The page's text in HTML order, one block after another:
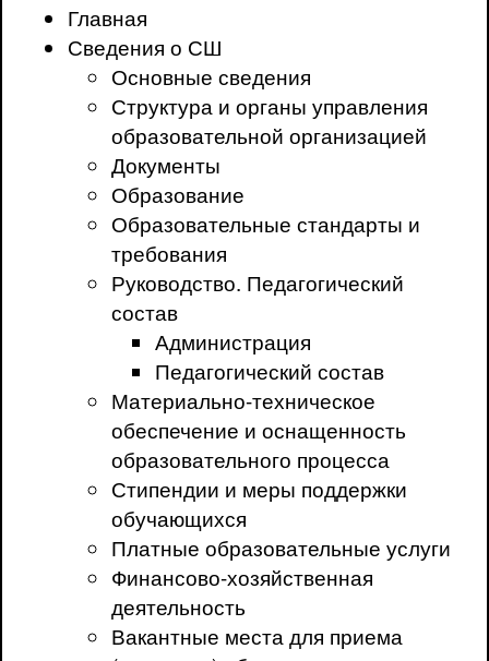
Главная
Сведения о СШ
Основные сведения
Структура и органы управления
образовательной организацией
Документы
Образование
Образовательные стандарты и
требования
Руководство. Педагогический
состав
Администрация
Педагогический состав
Материально-техническое
обеспечение и оснащенность
образовательного процесса
Стипендии и меры поддержки
обучающихся
Платные образовательные услуги
Финансово-хозяйственная
деятельность
Вакантные места для приема